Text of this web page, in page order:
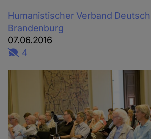
Humanistischer Verband
Brandenburg
07.06.2016
4